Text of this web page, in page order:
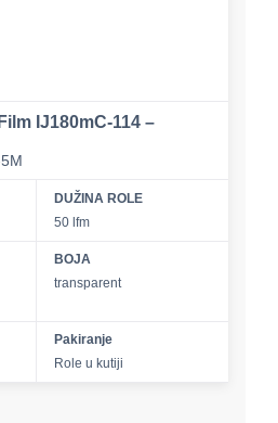
IJ180mC-114 –
DUŽINA ROLE
50 lfm
BOJA
transparent
Pakiranje
Role u kutiji